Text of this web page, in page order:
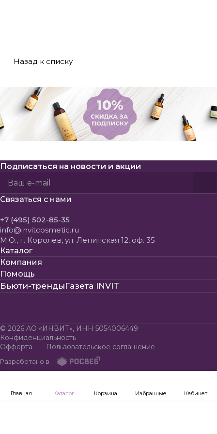
Назад к списку
Подписаться на новости и акции
Политикой конфиденциальности
Связаться с нами
+7 (495) 502-85-35
info@invitcosmetic.ru
М.О., г. Королев, ул. Ленинская 12, оф. 35
Каталог
Компания
Помощь
Бьюти-трендыГазета INVIT
© 2026 АО «ИНВИТ», ИНН 5054006449
Конфиденциальность
Офферта
Пользовательское соглашение
Разработано в
Главная Каталог Корзина Избранные Кабинет